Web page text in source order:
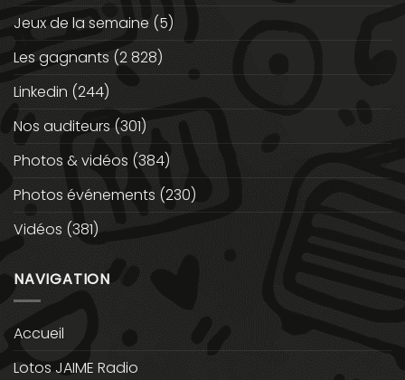
Jeux de la semaine (5)
Les gagnants (2 828)
Linkedin (244)
Nos auditeurs (301)
Photos & vidéos (384)
Photos événements (230)
Vidéos (381)
NAVIGATION
Accueil
Lotos JAIME Radio